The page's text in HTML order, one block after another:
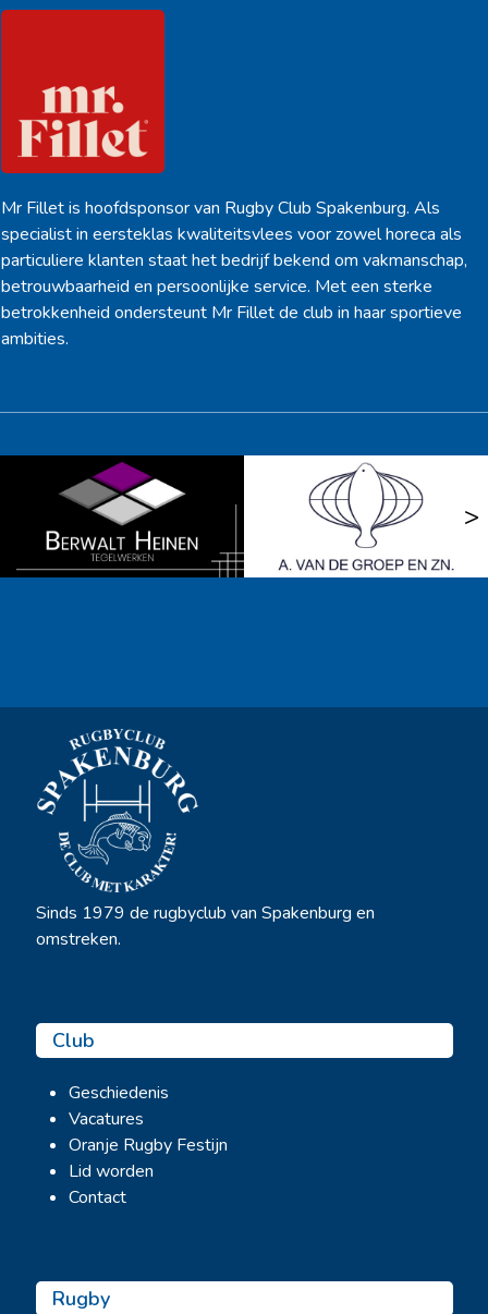
Mr Fillet is hoofdsponsor van Rugby Club Spakenburg. Als
specialist in eersteklas kwaliteitsvlees voor zowel horeca als
particuliere klanten staat het bedrijf bekend om vakmanschap,
betrouwbaarheid en persoonlijke service. Met een sterke
betrokkenheid ondersteunt Mr Fillet de club in haar sportieve
ambities.
>
Sinds 1979 de rugbyclub van Spakenburg en
omstreken.
Club
Geschiedenis
Vacatures
Oranje Rugby Festijn
Lid worden
Contact
Rugby